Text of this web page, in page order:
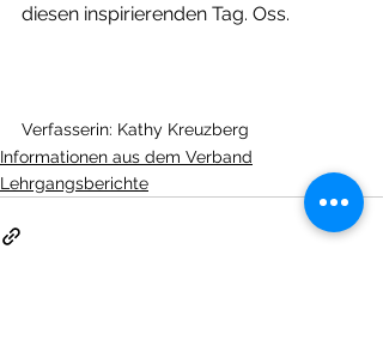
diesen inspirierenden Tag. Oss.
Verfasserin: Kathy Kreuzberg
Informationen aus dem Verband
Lehrgangsberichte